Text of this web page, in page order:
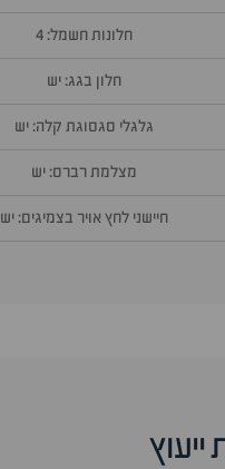
חלונות חשמל: 4
חלון בגג: יש
גלגלי סגסוגת קלה: יש
מצלמת רברס: יש
חיישני לחץ אויר בצמיגים: יש